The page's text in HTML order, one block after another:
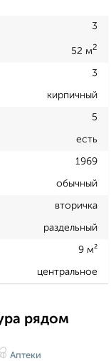
3
52 м2
3
кирпичный
5
есть
1969
обычный
вторичка
раздельный
9 м²
центральное
рядом
Аптеки